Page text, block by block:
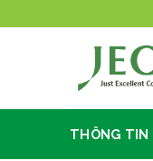
đến
THÔNG TIN